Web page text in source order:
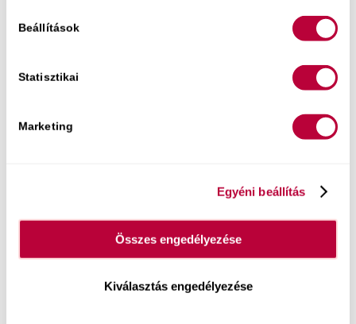
Beállítások
Statisztikai
Marketing
Egyéni beállítás
Összes engedélyezése
Kiválasztás engedélyezése
Most a tiéd lehet egy olyan kommunikációs
és örömteli lehet a beszélgetés, ráadásul
emelkedjenek!